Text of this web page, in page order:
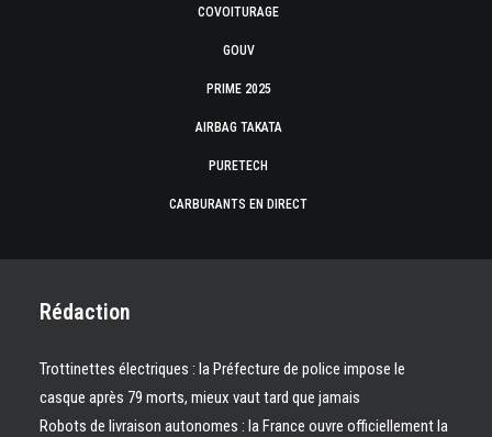
COVOITURAGE
GOUV
PRIME 2025
AIRBAG TAKATA
PURETECH
CARBURANTS EN DIRECT
Rédaction
Trottinettes électriques : la Préfecture de police impose le
casque après 79 morts, mieux vaut tard que jamais
Robots de livraison autonomes : la France ouvre officiellement la